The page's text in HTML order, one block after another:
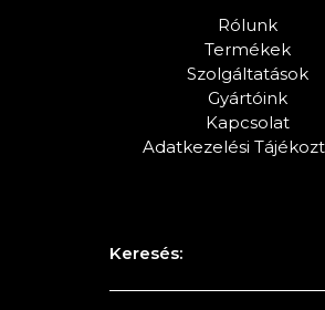
Rólunk
Termékek
Szolgáltatások
Gyártóink
Kapcsolat
Adatkezelési
Keresés: